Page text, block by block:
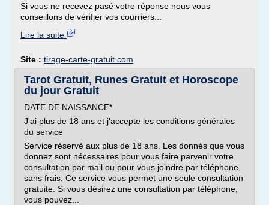
Si vous ne recevez pasé votre réponse nous vous
conseillons de vérifier vos courriers...
Lire la suite
Site : tirage-carte-gratuit.com
Tarot Gratuit, Runes Gratuit et Horoscope
du jour Gratuit
DATE DE NAISSANCE*
J'ai plus de 18 ans et j'accepte les conditions générales
du service
Service réservé aux plus de 18 ans. Les donnés que vous
donnez sont nécessaires pour vous faire parvenir votre
consultation par mail ou pour vous joindre par téléphone,
sans frais. Ce service vous permet une seule consultation
gratuite. Si vous désirez une consultation par téléphone,
vous pouvez...